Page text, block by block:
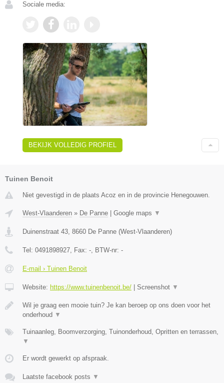
Sociale media:
BEKIJK VOLLEDIG PROFIEL
Tuinen Benoit
Niet gevestigd in de plaats Acoz en in de provincie Henegouwen.
West-Vlaanderen » De Panne | Google maps ▼
Duinenstraat 43 8660 De Panne (West-Vlaanderen)
Tel: 0491898927 , Fax: - , BTW-nr: -
E-mail › Tuinen Benoit
Website: https://www.tuinenbenoit.be/ | Screenshot ▼
Wil je graag een mooie tuin? Je kan beroep op ons doen voor het
onderhoud ▼
Tuinaanleg, Boomverzorging, Tuinonderhoud, Opritten en terrassen,
▼
Er wordt gewerkt op afspraak.
Laatste facebook posts ▼